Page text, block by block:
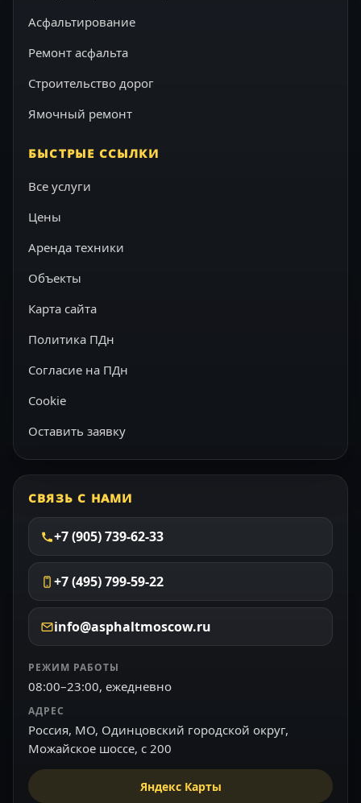
Асфальтирование
Ремонт асфальта
Строительство дорог
Ямочный ремонт
БЫСТРЫЕ ССЫЛКИ
Все услуги
Цены
Аренда техники
Объекты
Карта сайта
Политика ПДн
Согласие на ПДн
Cookie
Оставить заявку
СВЯЗЬ С НАМИ
+7 (905) 739-62-33
+7 (495) 799-59-22
info@asphaltmoscow.ru
РЕЖИМ РАБОТЫ
08:00–23:00, ежедневно
АДРЕС
Россия, МО, Одинцовский городской округ,
Можайское шоссе, с 200
Яндекс Карты